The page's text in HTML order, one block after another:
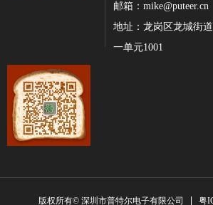
邮箱：mike@puteer.cn
地址：龙岗区龙城街
一单元1001
版权所有© 深圳市普特尔电子有限公司 粤